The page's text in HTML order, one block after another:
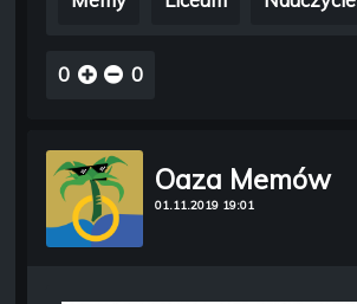
0 0
Oaza Memów
01.11.2019 19:01